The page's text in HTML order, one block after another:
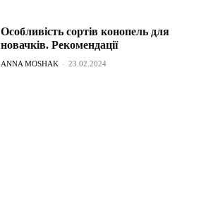
Особливість сортів конопель для
новачків. Рекомендації
ANNA MOSHAK - 23.02.2024